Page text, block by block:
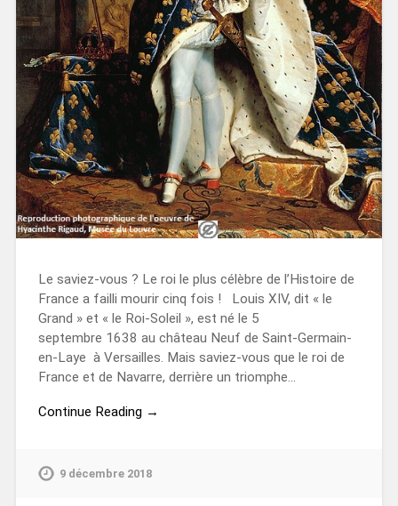
Le saviez-vous ? Le roi le plus célèbre de l’Histoire de
France a failli mourir cinq fois ! Louis XIV, dit « le
Grand » et « le Roi-Soleil », est né le 5
septembre 1638 au château Neuf de Saint-Germain-
en-Laye à Versailles. Mais saviez-vous que le roi de
France et de Navarre, derrière un triomphe…
Continue Reading →
9 décembre 2018